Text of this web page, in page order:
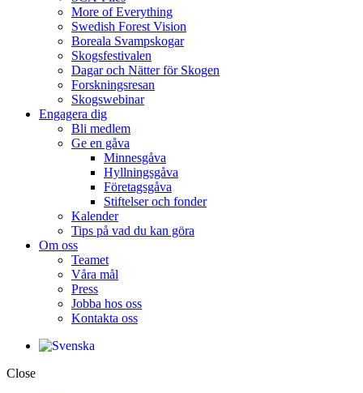
More of Everything
Swedish Forest Vision
Boreala Svampskogar
Skogsfestivalen
Dagar och Nätter för Skogen
Forskningsresan
Skogswebinar
Engagera dig
Bli medlem
Ge en gåva
Minnesgåva
Hyllningsgåva
Företagsgåva
Stiftelser och fonder
Kalender
Tips på vad du kan göra
Om oss
Teamet
Våra mål​
Press
Jobba hos oss
Kontakta oss
Close